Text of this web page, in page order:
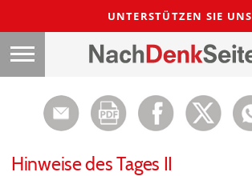
UNTERSTÜTZEN SIE UNS
Hinweise des Tages II